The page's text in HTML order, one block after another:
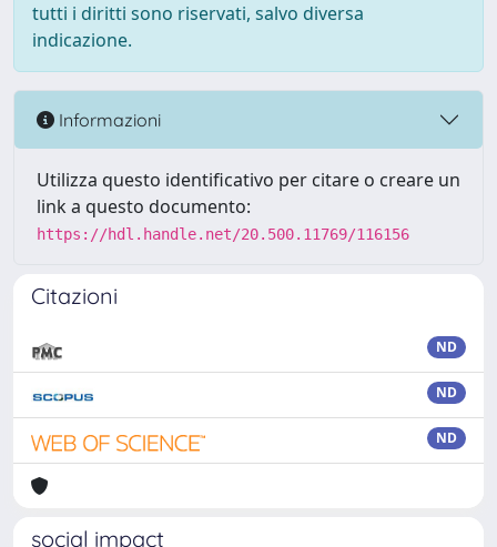
tutti i diritti sono riservati, salvo diversa
indicazione.
Informazioni
Utilizza questo identificativo per citare o creare un
link a questo documento:
https://hdl.handle.net/20.500.11769/116156
Citazioni
ND
ND
ND
social impact